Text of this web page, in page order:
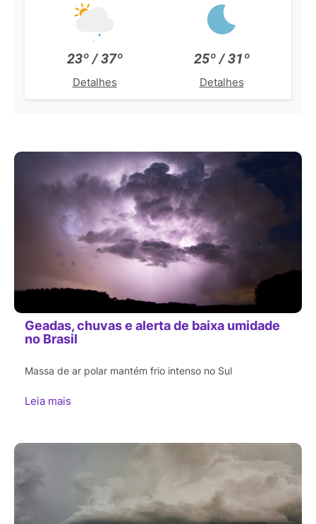
23º / 37º
Detalhes
25º / 31º
Detalhes
Geadas, chuvas e alerta de baixa umidade
no Brasil
Massa de ar polar mantém frio intenso no Sul
Leia mais